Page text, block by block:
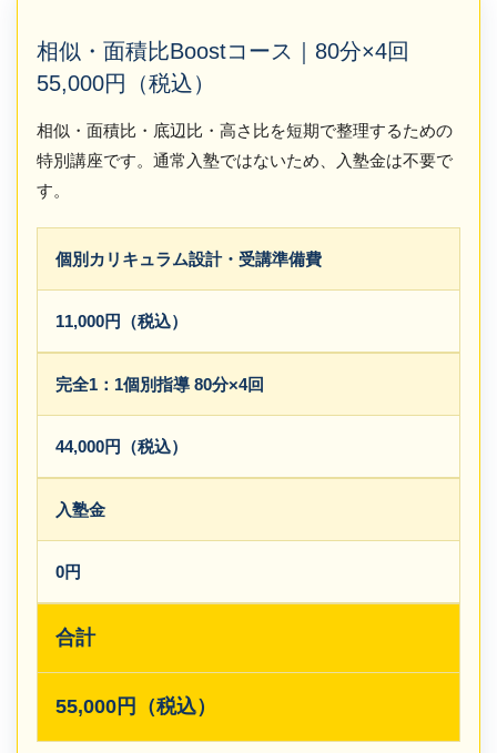
相似・面積比Boostコース｜80分×4回
55,000円（税込）
相似・面積比・底辺比・高さ比を短期で整理するための
特別講座です。通常入塾ではないため、入塾金は不要で
す。
個別カリキュラム設計・受講準備費
11,000円（税込）
完全1：1個別指導 80分×4回
44,000円（税込）
入塾金
0円
合計
55,000円（税込）